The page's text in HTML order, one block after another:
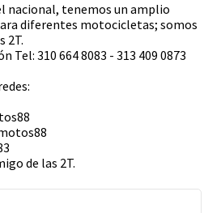
nacional, tenemos un amplio
diferentes motocicletas; somos
2T.
Tel: 310 664 8083 - 313 409 0873
de las 2T.